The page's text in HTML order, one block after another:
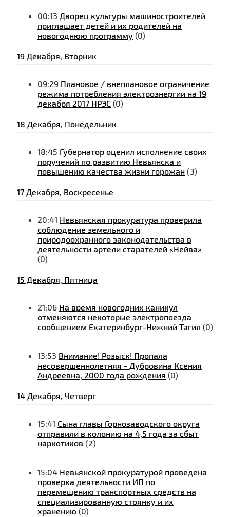
00:13 Дворец культуры машиностроителей
приглашает детей и их родителей на
новогоднюю программу (0)
19 Декабря, Вторник
09:29 Плановое / внеплановое ограничение
режима потребления электроэнергии на 19
декабря 2017 НРЭС (0)
18 Декабря, Понедельник
18:45 Губернатор оценил исполнение своих
поручений по развитию Невьянска и
повышению качества жизни горожан (3)
17 Декабря, Воскресенье
20:41 Невьянская прокуратура проверила
соблюдение земельного и
природоохранного законодательства в
деятельности артели старателей «Нейва»
(0)
15 Декабря, Пятница
21:06 На время новогодних каникул
отменяются некоторые электропоезда
сообщением Екатеринбург-Нижний Тагил (0)
13:53 Внимание! Розыск! Пропала
несовершеннолетняя - Дубровина Ксения
Андреевна, 2000 года рождения (0)
14 Декабря, Четверг
15:41 Сына главы Горнозаводского округа
отправили в колонию на 4,5 года за сбыт
наркотиков (2)
15:04 Невьянской прокуратурой проведена
проверка деятельности ИП по
перемещению транспортных средств на
специализированную стоянку и их
хранению (0)